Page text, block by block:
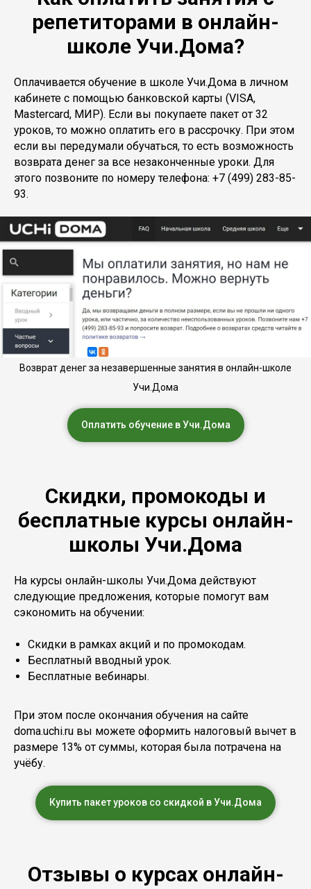
репетиторами в онлайн-
школе Учи.Дома?
Оплачивается обучение в школе Учи.Дома в личном
кабинете с помощью банковской карты (VISA,
Mastercard, МИР). Если вы покупаете пакет от 32
уроков, то можно оплатить его в рассрочку. При этом
если вы передумали обучаться, то есть возможность
возврата денег за все незаконченные уроки. Для
этого позвоните по номеру телефона: +7 (499) 283-85-
93.
Возврат денег за незавершенные занятия в онлайн-школе
Учи.Дома
Оплатить обучение в Учи.Дома
Скидки, промокоды и
бесплатные курсы онлайн-
школы Учи.Дома
На курсы онлайн-школы Учи.Дома действуют
следующие предложения, которые помогут вам
сэкономить на обучении:
Скидки в рамках акций и по промокодам.
Бесплатный вводный урок.
Бесплатные вебинары.
При этом после окончания обучения на сайте
doma.uchi.ru вы можете оформить налоговый вычет в
размере 13% от суммы, которая была потрачена на
учёбу.
Купить пакет уроков со скидкой в Учи.Дома
Отзывы о курсах онлайн-